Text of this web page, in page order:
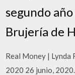
segundo
Brujería de
Real Money | Lynda
2020 26 junio,